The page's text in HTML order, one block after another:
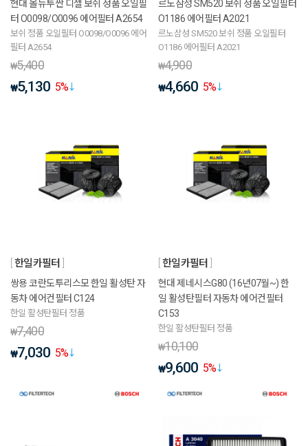
현대 올뉴투싼 디젤 보쉬 정품 오일필
터 O0098/O0096 에어필터 A2654
보쉬 정품 오일필터 O0098/O0096 에어
필터 A2654
₩5,400
₩5,130 5%
르노삼성 SM520 보쉬 정품 오일필터
O1186 에어필터 A2021
르노삼성 SM520 보쉬 정품 오일필터
O1186 에어필터 A2021
₩4,900
₩4,660 5%
한일카필터
쌍용 코란도투리스모 한일 활성탄 자
동차 에어컨필터 C124
한일 활성탄필터 정품
₩7,400
₩7,030 5%
한일카필터
현대 제네시스G80 (16년07월~) 한
일 활성탄필터 자동차 에어컨필터
C153
한일 활성탄필터 정품
₩10,100
₩9,600 5%